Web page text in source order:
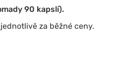
90 kapslí).
za běžné ceny.